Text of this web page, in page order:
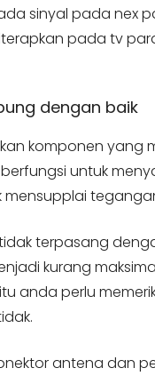
sinyal pada nex
pada tv
dengan baik
komponen yang
untuk
terpasang
kurang
anda perlu
antena dan